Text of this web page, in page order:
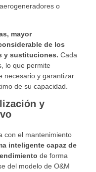
o
mayor
de los
y sustituciones. Cada
lo que permite
necesario y garantizar
de su capacidad.
y
con el mantenimiento
inteligente capaz de
de forma
del modelo de O&M